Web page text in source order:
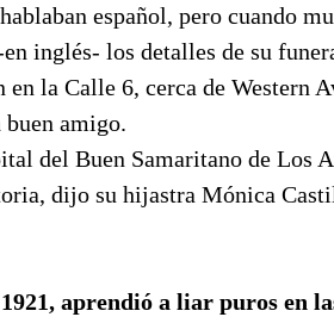
español, pero cuando
inglés- los detalles de su
la Calle 6, cerca de Western
amigo.
del Buen Samaritano de Los
dijo su hijastra Mónica
aprendió a liar puros en